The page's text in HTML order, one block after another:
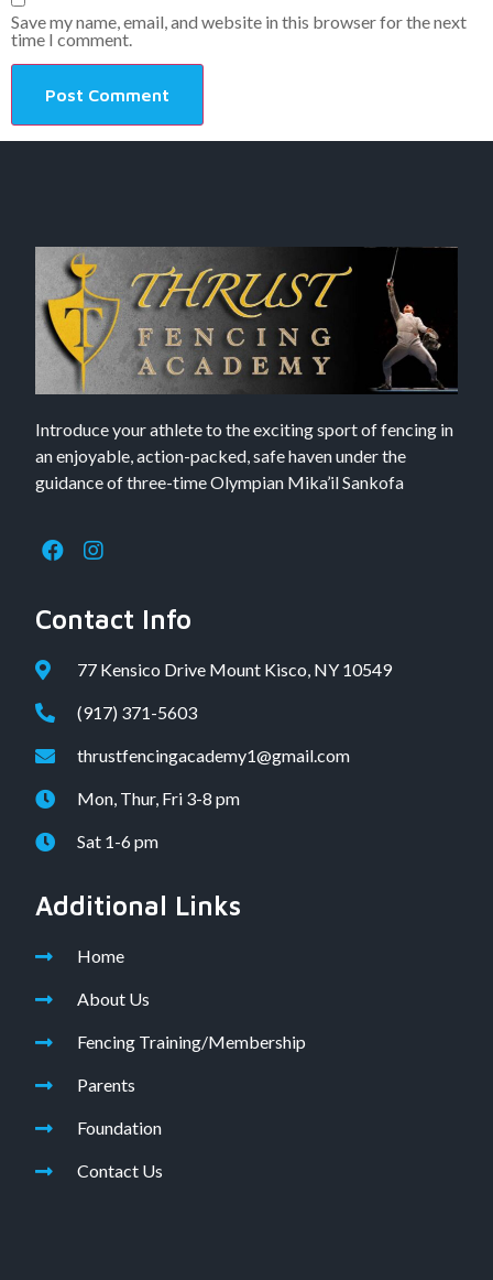
Save my name, email, and website in this browser for the next
time I comment.
Introduce your athlete to the exciting sport of fencing in
an enjoyable, action-packed, safe haven under the
guidance of three-time Olympian Mika’il Sankofa
Contact Info
77 Kensico Drive Mount Kisco, NY 10549
(917) 371-5603
thrustfencingacademy1@gmail.com
Mon, Thur, Fri 3-8 pm
Sat 1-6 pm
Additional Links
Home
About Us
Fencing Training/Membership
Parents
Foundation
Contact Us